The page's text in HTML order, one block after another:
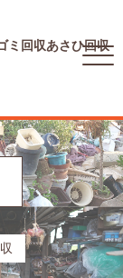
ミ回収あさひ回収